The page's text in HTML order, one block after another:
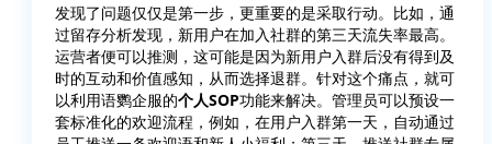
发现了问题仅仅是第一步，更重要的是采取行动。比如，通
过留存分析发现，新用户在加入社群的第三天流失率最高。
运营者便可以推测，这可能是因为新用户入群后没有得到及
时的互动和价值感知，从而选择退群。针对这个痛点，就可
以利用语鹦企服的个人SOP功能来解决。管理员可以预设一
套标准化的欢迎流程，例如，在用户入群第一天，自动通过